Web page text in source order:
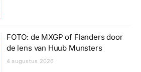
FOTO: de MXGP of Flanders door
de lens van Huub Munsters
4 augustus 2026